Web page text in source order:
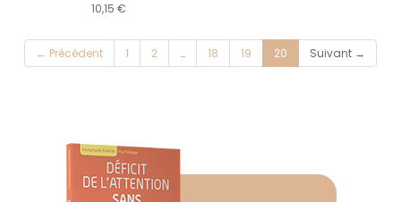
10,15 €
← Précédent 1 2 … 18 19 20 (current)
Suivant →